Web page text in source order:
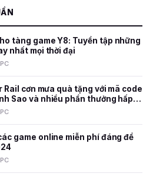
tàng game Y8: Tuyển tập những
nhất mọi thời đại
Rail cơn mưa quà tặng với mã code
Sao và nhiều phần thưởng hấp
game online miễn phí đáng để